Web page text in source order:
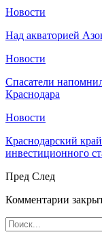
Новости
Над акваторией
Новости
Спасатели
Краснодара
Новости
Краснодарский
инвестиционного
Пред След
Комментарии